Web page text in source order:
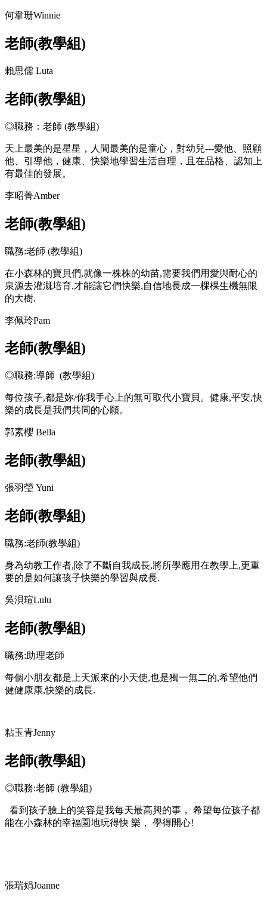
何韋珊Winnie
老師(教學組)
賴思儒 Luta
老師(教學組)
◎職務：老師 (教學組)
天上最美的是星星，人間最美的是童心，對幼兒---愛他、照顧
他、引導他，健康、快樂地學習生活自理，且在品格、認知上
有最佳的發展。
李昭菁Amber
老師(教學組)
職務:老師 (教學組)
在小森林的寶貝們,就像一株株的幼苗,需要我們用愛與耐心的
泉源去灌溉培育,才能讓它們快樂,自信地長成一棵棵生機無限
的大樹.
李佩玲Pam
老師(教學組)
◎職務:導師 (教學組)
每位孩子,都是妳/你我手心上的無可取代小寶貝。健康,平安,快
樂的成長是我們共同的心願。
郭素櫻 Bella
老師(教學組)
張羽瑩 Yuni
老師(教學組)
職務:老師(教學組)
身為幼教工作者,除了不斷自我成長,將所學應用在教學上,更重
要的是如何讓孩子快樂的學習與成長.
吳浿瑄Lulu
老師(教學組)
職務:助理老師
每個小朋友都是上天派來的小天使,也是獨一無二的,希望他們
健健康康,快樂的成長.
粘玉青Jenny
老師(教學組)
◎職務:老師 (教學組)
看到孩子臉上的笑容是我每天最高興的事， 希望每位孩子都
能在小森林的幸福園地玩得快 樂， 學得開心!
張瑞娟Joanne